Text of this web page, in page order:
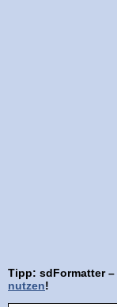
Tipp: sdFormatter –
nutzen!